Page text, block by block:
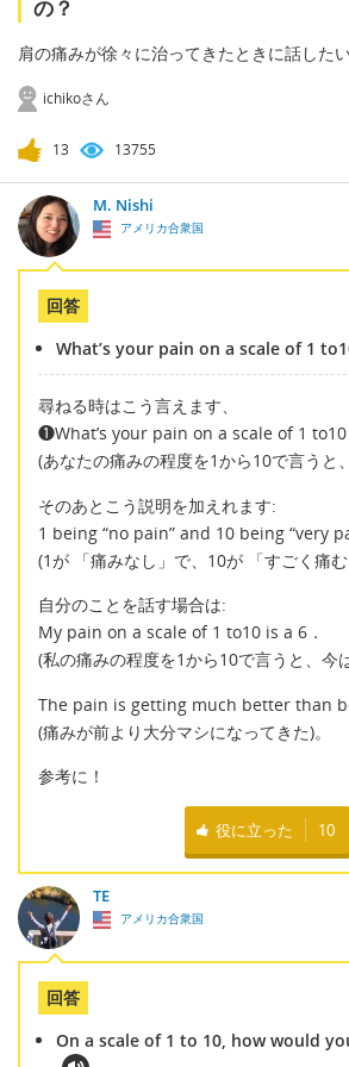
の？
肩の痛みが徐々に治ってきたときに話した
ichikoさん
13 13755
M. Nishi
アメリカ合衆国
回答
What’s your pain on a scale of 1
尋ねる時はこう言えます、
❶What’s your pain on a scale of 1 to10
(あなたの痛みの程度を1から10で言うと
そのあとこう説明を加えれます:
1 being “no pain” and 10 being “very
(1が 「痛みなし」で、10が 「すごく痛む
自分のことを話す場合は:
My pain on a scale of 1 to10 is a 6．
(私の痛みの程度を1から10で言うと、今
The pain is getting much better than
(痛みが前より大分マシになってきた)。
参考に！
役に立った 10
TE
アメリカ合衆国
回答
On a scale of 1 to 10, how would